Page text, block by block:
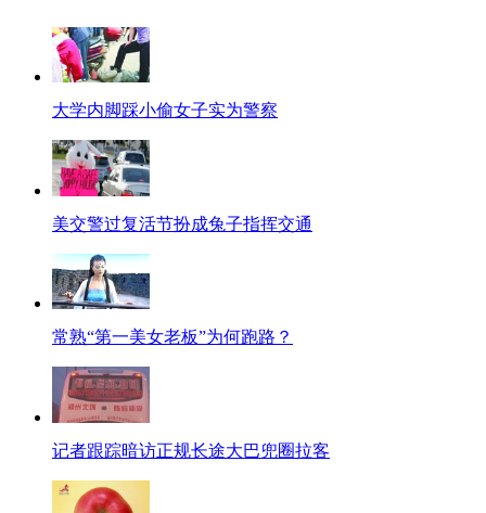
大学内脚踩小偷女子实为警察
美交警过复活节扮成兔子指挥交通
常熟“第一美女老板”为何跑路？
记者跟踪暗访正规长途大巴兜圈拉客